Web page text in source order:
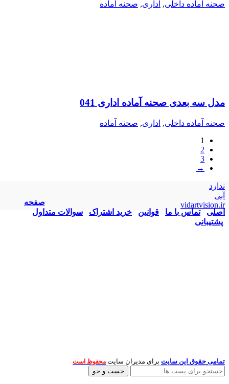
صحنه آماده داخلی, اداری, صحنه آماده
مدل سه بعدی صحنه آماده اداری 041
صحنه آماده داخلی, اداری, صحنه آماده
1
2
3
→
ندارد
آبی
vidartvision.ir
صفحه
اصلی
تماس با ما قوانین خرید اشتراک
سوالات متداول
پشتیبانی
تمامی حقوق این سایت برای مدیران سایت محفوظ است
جست و جو